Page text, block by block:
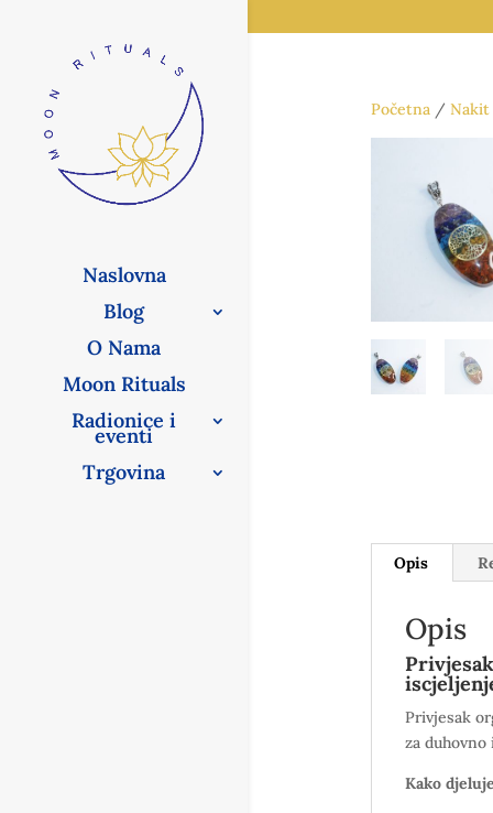
Naslovna
Blog
O Nama
Moon Rituals
Radionice i
eventi
Trgovina
Početna/ Nakit
Opis
Opis
Privjesak
za
Kako